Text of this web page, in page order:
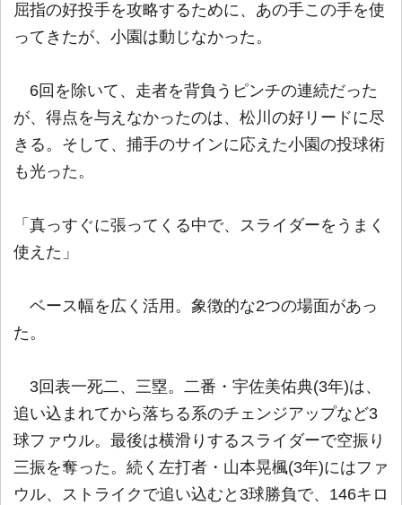
屈指の好投手を攻略するために、あの手この手を使
ってきたが、小園は動じなかった。
6回を除いて、走者を背負うピンチの連続だった
が、得点を与えなかったのは、松川の好リードに尽
きる。そして、捕手のサインに応えた小園の投球術
も光った。
「真っすぐに張ってくる中で、スライダーをうまく
使えた」
ベース幅を広く活用。象徴的な2つの場面があっ
た。
3回表一死二、三塁。二番・宇佐美佑典(3年)は、
追い込まれてから落ちる系のチェンジアップなど3
球ファウル。最後は横滑りするスライダーで空振り
三振を奪った。続く左打者・山本晃楓(3年)にはファ
ウル、ストライクで追い込むと3球勝負で、146キロ